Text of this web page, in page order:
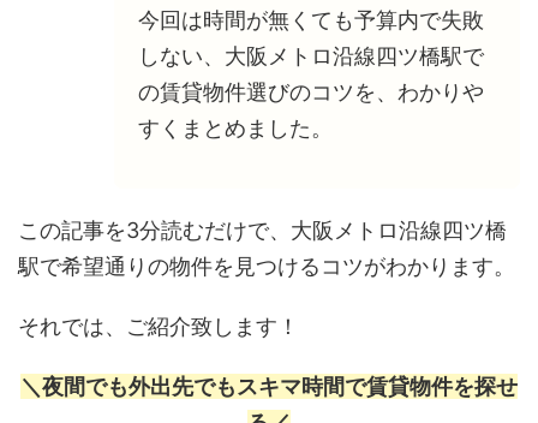
今回は時間が無くても予算内で失敗
しない、大阪メトロ沿線四ツ橋駅で
の賃貸物件選びのコツを、わかりや
すくまとめました。
この記事を3分読むだけで、大阪メトロ沿線四ツ橋
駅で希望通りの物件を見つけるコツがわかります。
それでは、ご紹介致します！
＼夜間でも外出先でもスキマ時間で賃貸物件を探せ